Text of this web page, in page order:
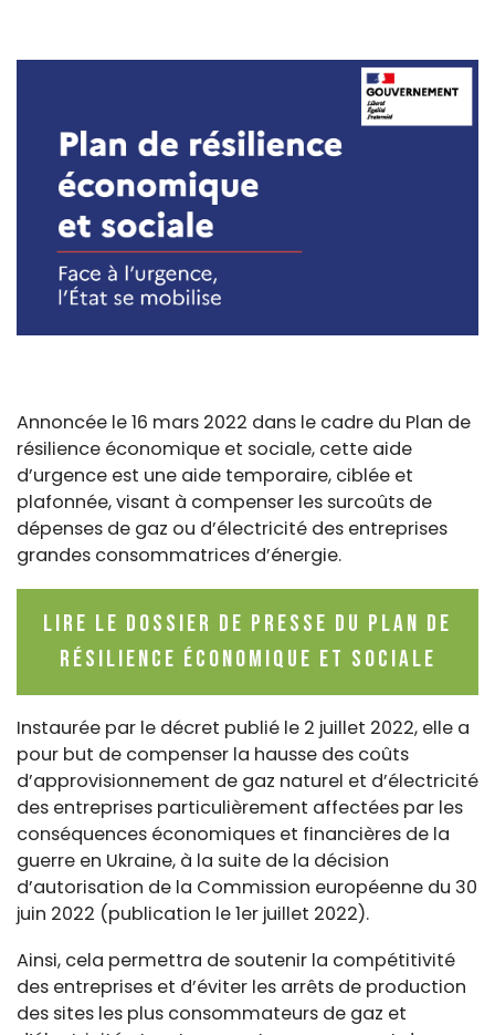
Annoncée le 16 mars 2022 dans le cadre du Plan de
résilience économique et sociale, cette aide
d’urgence est une aide temporaire, ciblée et
plafonnée, visant à compenser les surcoûts de
dépenses de gaz ou d’électricité des entreprises
grandes consommatrices d’énergie.
Lire le Dossier de Presse du Plan de
résilience économique et sociale
Instaurée par le décret publié le 2 juillet 2022, elle a
pour but de compenser la hausse des coûts
d’approvisionnement de gaz naturel et d’électricité
des entreprises particulièrement affectées par les
conséquences économiques et financières de la
guerre en Ukraine, à la suite de la décision
d’autorisation de la Commission européenne du 30
juin 2022 (publication le 1er juillet 2022).
Ainsi, cela permettra de soutenir la compétitivité
des entreprises et d’éviter les arrêts de production
des sites les plus consommateurs de gaz et